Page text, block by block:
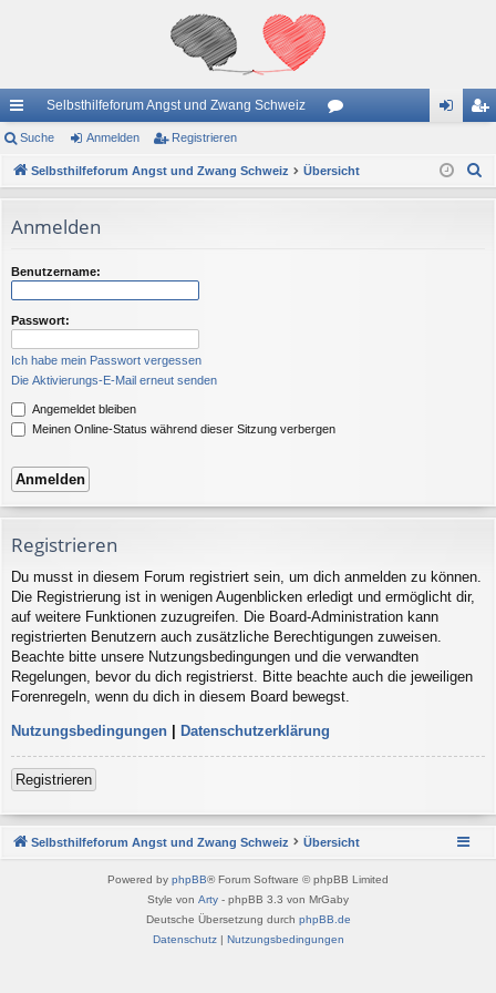
ch
ne
ug
riff
Selbsthilfeforum Angst und Zwang Schweiz
en m ist
Suche Anmelden Registrieren
Selbsthilfeforum Angst und Zwang Schweiz Übersicht
Anmelden
Benutzername:
Passwort:
Ich habe mein Passwort vergessen
Die Aktivierungs-E-Mail erneut senden
Angemeldet bleiben
Meinen Online-Status während dieser Sitzung verbergen
Registrieren
Du musst in diesem Forum registriert sein, um dich anmelden zu können.
Die Registrierung ist in wenigen Augenblicken erledigt und ermöglicht dir,
auf weitere Funktionen zuzugreifen. Die Board-Administration kann
registrierten Benutzern auch zusätzliche Berechtigungen zuweisen.
Beachte bitte unsere Nutzungsbedingungen und die verwandten
Regelungen, bevor du dich registrierst. Bitte beachte auch die jeweiligen
Forenregeln, wenn du dich in diesem Board bewegst.
Nutzungsbedingungen | Datenschutzerklärung
Registrieren
Selbsthilfeforum Angst und Zwang Schweiz Übersicht
Powered by phpBB® Forum Software © phpBB Limited
Style von Arty - phpBB 3.3 von MrGaby
Deutsche Übersetzung durch phpBB.de
Datenschutz| Nutzungsbedingungen